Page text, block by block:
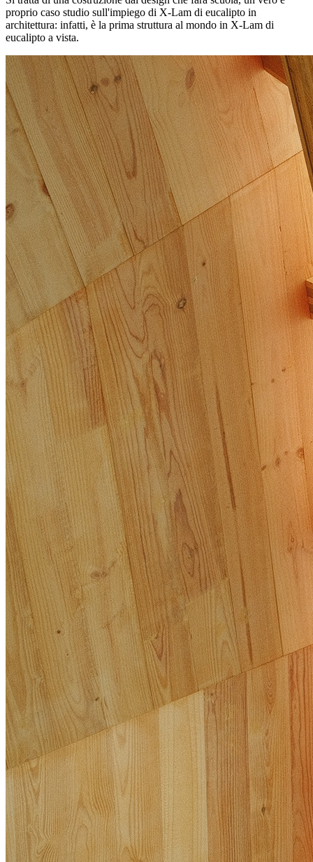
proprio caso studio sull'impiego di X-Lam di eucalipto in
architettura: infatti, è la prima struttura al mondo in X-Lam di
eucalipto a vista.